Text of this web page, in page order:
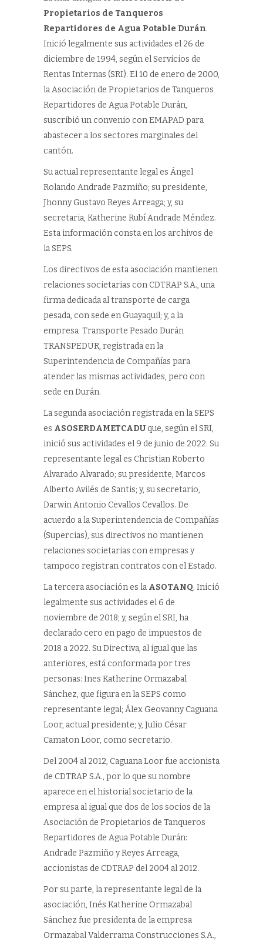
Propietarios de Tanqueros
Repartidores de Agua Potable Durán.
Inició legalmente sus actividades el 26 de
diciembre de 1994, según el Servicios de
Rentas Internas (SRI). El 10 de enero de 2000,
la Asociación de Propietarios de Tanqueros
Repartidores de Agua Potable Durán,
suscribió un convenio con EMAPAD para
abastecer a los sectores marginales del
cantón.
Su actual representante legal es Ángel
Rolando Andrade Pazmiño; su presidente,
Jhonny Gustavo Reyes Arreaga; y, su
secretaria, Katherine Rubí Andrade Méndez.
Esta información consta en los archivos de
la SEPS.
Los directivos de esta asociación mantienen
relaciones societarias con CDTRAP S.A., una
firma dedicada al transporte de carga
pesada, con sede en Guayaquil; y, a la
empresa Transporte Pesado Durán
TRANSPEDUR, registrada en la
Superintendencia de Compañías para
atender las mismas actividades, pero con
sede en Durán.
La segunda asociación registrada en la SEPS
es ASOSERDAMETCADUque, según el SRI,
inició sus actividades el 9 de junio de 2022. Su
representante legal es Christian Roberto
Alvarado Alvarado; su presidente, Marcos
Alberto Avilés de Santis; y, su secretario,
Darwin Antonio Cevallos Cevallos. De
acuerdo a la Superintendencia de Compañías
(Supercias), sus directivos no mantienen
relaciones societarias con empresas y
tampoco registran contratos con el Estado.
La tercera asociación es la ASOTANQ. Inició
legalmente sus actividades el 6 de
noviembre de 2018; y, según el SRI, ha
declarado cero en pago de impuestos de
2018 a 2022. Su Directiva, al igual que las
anteriores, está conformada por tres
personas: Ines Katherine Ormazabal
Sánchez, que figura en la SEPS como
representante legal; Álex Geovanny Caguana
Loor, actual presidente; y, Julio César
Camaton Loor, como secretario.
Del 2004 al 2012, Caguana Loor fue accionista
de CDTRAP S.A., por lo que su nombre
aparece en el historial societario de la
empresa al igual que dos de los socios de la
Asociación de Propietarios de Tanqueros
Repartidores de Agua Potable Durán:
Andrade Pazmiño y Reyes Arreaga,
accionistas de CDTRAP del 2004 al 2012.
Por su parte, la representante legal de la
asociación, Inés Katherine Ormazabal
Sánchez fue presidenta de la empresa
Ormazabal Valderrama Construcciones S.A.,